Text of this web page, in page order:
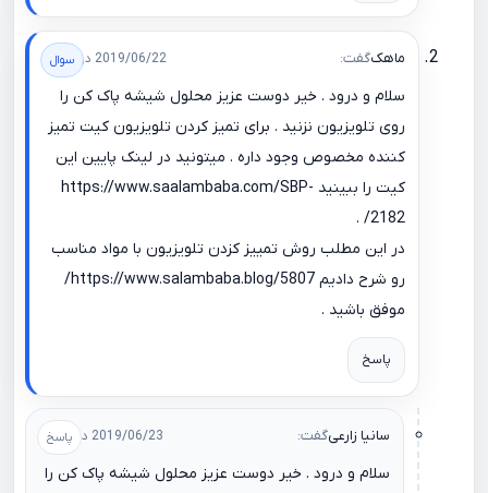
ماهکگفت: 2019/06/22 در 21:40
سلام و درود . خیر دوست عزیز محلول شیشه پاک کن را
روی تلویزیون نزنید . برای تمیز کردن تلویزیون کیت تمیز
کننده مخصوص وجود داره . میتونید در لینک پایین این
کیت را ببینید https://www.saalambaba.com/SBP-
2182/
.
در این مطلب روش تمییز کزدن تلویزیون با مواد مناسب
رو شرح دادیم https://www.salambaba.blog/5807/
موفق باشید .
پاسخ
سانیا زارعیگفت: 2019/06/23 در 10:43
سلام و درود . خیر دوست عزیز محلول شیشه پاک کن را